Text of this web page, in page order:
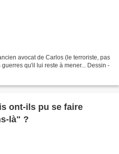
avocat de Carlos (le terroriste, pas
qu'il lui reste à mener... Dessin -
ont-ils pu se faire
là" ?